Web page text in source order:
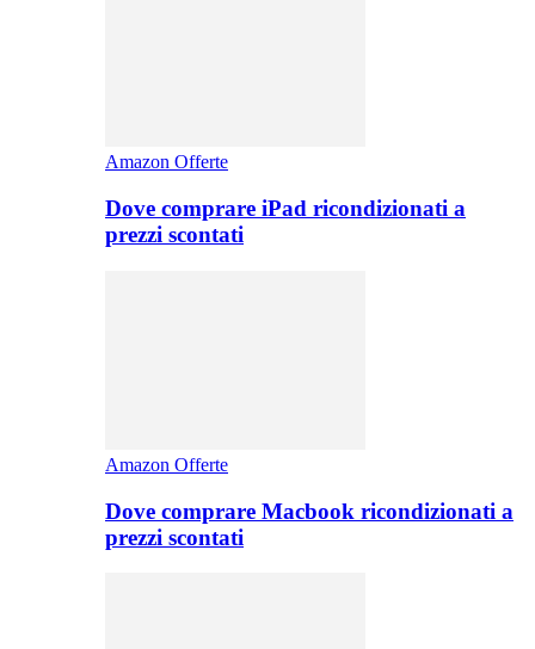
Amazon Offerte
Dove comprare iPad ricondizionati a
prezzi scontati
Amazon Offerte
Dove comprare Macbook ricondizionati a
prezzi scontati